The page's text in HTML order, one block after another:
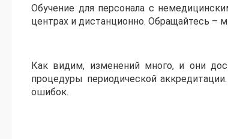
Обучение для персонала с
центрах и дистанционно. Обращайтесь –
Как видим, изменений много, и они
процедуры периодической
ошибок.